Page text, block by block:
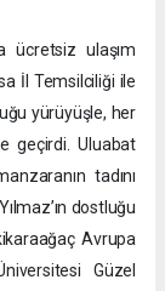
ücretsiz ulaşım
İl Temsilciliği ile
yürüyüşle, her
geçirdi. Uluabat
tadını
dostluğu
Avrupa
Güzel